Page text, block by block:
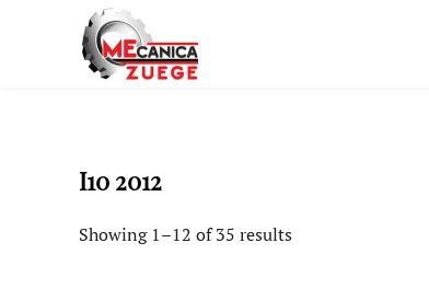
I10 2012
Showing 1–12 of 35 results